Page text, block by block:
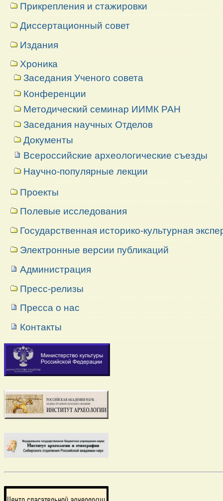
Прикрепления и стажировки
Диссертационный совет
Издания
Хроника
Заседания Ученого совета
Конференции
Методический семинар ИИМК РАН
Заседания научных Отделов
Документы
Всероссийские археологические съезды
Научно-популярные лекции
Проекты
Полевые исследования
Государственная историко-культурная
Электронные версии публикаций
Администрация
Пресс-релизы
Пресса о нас
Контакты